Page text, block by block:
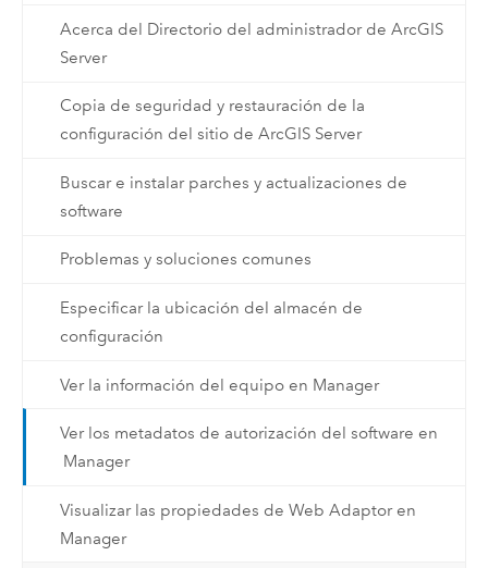
Acerca del Directorio del administrador de ArcGIS
Server
Copia de seguridad y restauración de la
configuración del sitio de ArcGIS Server
Buscar e instalar parches y actualizaciones de
software
Problemas y soluciones comunes
Especificar la ubicación del almacén de
configuración
Ver la información del equipo en Manager
Ver los metadatos de autorización del software en
Manager
Visualizar las propiedades de Web Adaptor en
Manager